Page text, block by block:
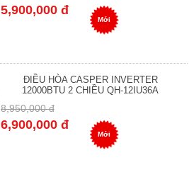
5,900,000 đ
Mới
ĐIỀU HÒA CASPER INVERTER
12000BTU 2 CHIỀU QH-12IU36A
8,950,000 đ
6,900,000 đ
Mới